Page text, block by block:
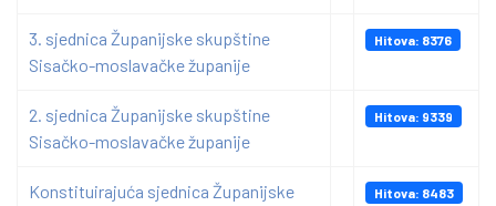
3. sjednica Županijske skupštine
Sisačko-moslavačke županije
Hitova: 8376
2. sjednica Županijske skupštine
Sisačko-moslavačke županije
Hitova: 9339
Konstituirajuća sjednica Županijske
Hitova: 8483